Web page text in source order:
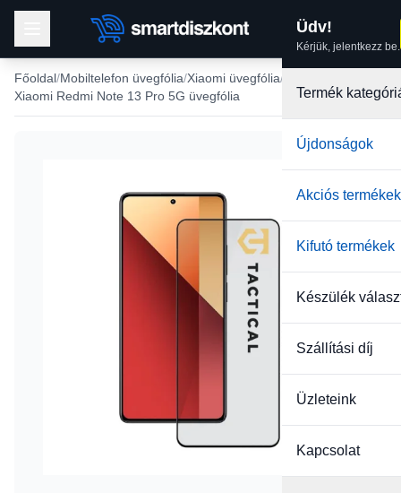
Üdv!
Kérjük, jelentkezz be.
Termék
Újdonságok
Akciós termékek
Kifutó termékek
Készülék
Szállítási díj
Üzleteink
Kapcsolat
Főoldal Mobiltelefon üvegfólia Xiaomi üvegfólia
Xiaomi Redmi Note 13 Pro 5G üvegfólia